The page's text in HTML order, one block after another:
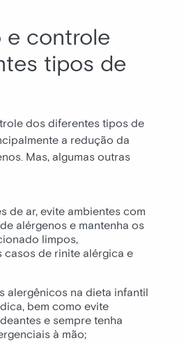
e controle
tipos de
dos diferentes tipos de
a redução da
Mas, algumas outras
de ar, evite ambientes com
alérgenos e mantenha os
limpos,
casos de rinite alérgica e
alergênicos na dieta infantil
bem como evite
e sempre tenha
à mão;